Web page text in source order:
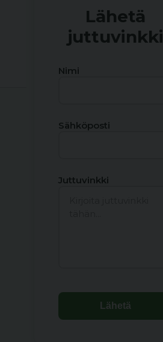
Lähetä
juttuvinkki
Nimi
Sähköposti
Juttuvinkki
Lähetä